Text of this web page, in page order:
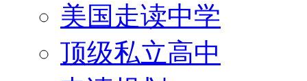
美国走读中学
顶级私立高中